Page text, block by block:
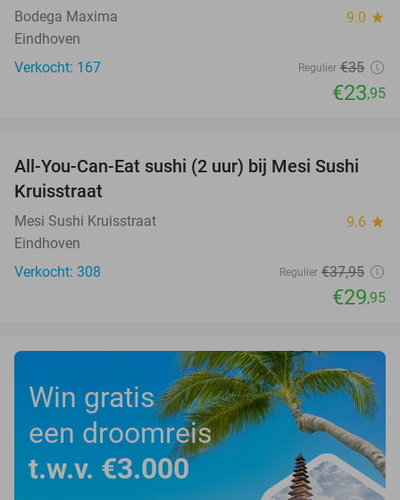
Bodega Maxima 9.0 star
Eindhoven
Verkocht: 167
Regulier €35
€23,95
21%
All-You-Can-Eat sushi (2 uur) bij Mesi Sushi
Kruisstraat
Mesi Sushi Kruisstraat 9.6 star
Eindhoven
Verkocht: 308
Regulier €37,95
€29,95
Win gratis
een droomreis
t.w.v. €3.000